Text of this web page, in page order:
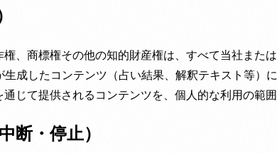
、商標権その他の知的財産権は、すべて当社また
成したコンテンツ（占い結果、解釈テキスト等）
じて提供されるコンテンツを、個人的な利用の範
断・停止）